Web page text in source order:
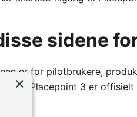
sidene
er for pilotbrukere,
til Placepoint 3 er
×